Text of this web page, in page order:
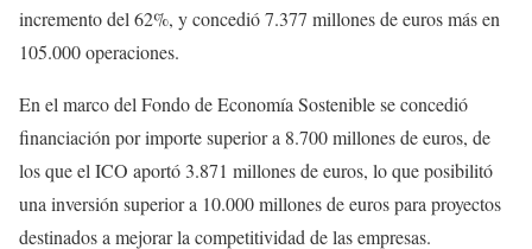
incremento del 62%, y concedió 7.377 millones de euros más en
105.000 operaciones.
En el marco del Fondo de Economía Sostenible se concedió
financiación por importe superior a 8.700 millones de euros, de
los que el ICO aportó 3.871 millones de euros, lo que posibilitó
una inversión superior a 10.000 millones de euros para proyectos
destinados a mejorar la competitividad de las empresas.